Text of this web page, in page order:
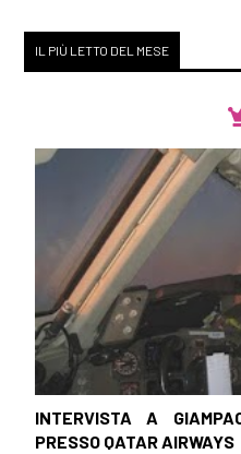
IL PIÙ LETTO DEL MESE
INTERVISTA A
PRESSO QATAR AIRWAYS